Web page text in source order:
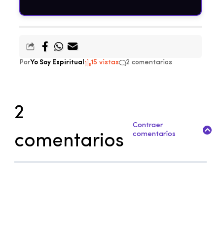
PorYo Soy Espiritual 15 vistas 2 comentarios
2
comentarios
Contraer
comentarios